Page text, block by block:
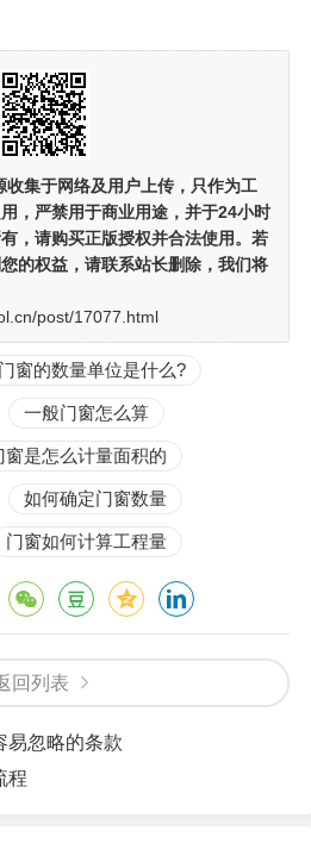
集于网络及用户上传， 只作为工
，严禁用于商业用途，并于24小时
，请购买正版授权并合法使用。若
的权益，请联系站长删除，我们将
post/17077.html
门窗的数量单位是什么?
一般门窗怎么算
窗是怎么计量面积的
如何确定门窗数量
门窗如何计算工程量
回列表
易忽略的条款
程